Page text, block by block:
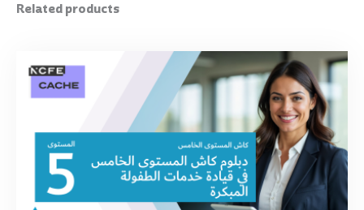
Related products